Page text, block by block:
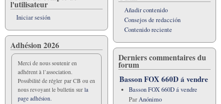
concerto
de
Vivaldi
l'utilisateur
Iniciar sesión
Adhésion 2026
Merci de nous soutenir en
adhérent à l’association.
Possibilité de régler par CB ou en
nous revoyant le bulletin sur la
page adhésion.
Añadir contenido
Consejos de redacción
Contenido reciente
Derniers commentaires du
forum
Basson FOX 660D á vendre
Basson FOX 660D á vendre
ParAnónimo